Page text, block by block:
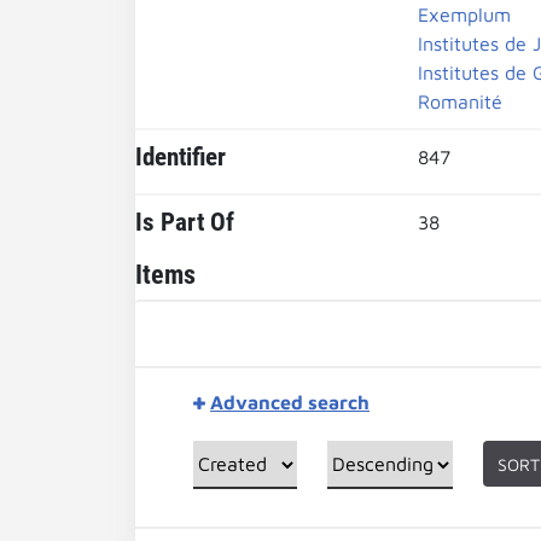
Exemplum
Institutes de
Institutes de
Romanité
Identifier 847
Is Part Of 38
Items
Advanced search
SORT